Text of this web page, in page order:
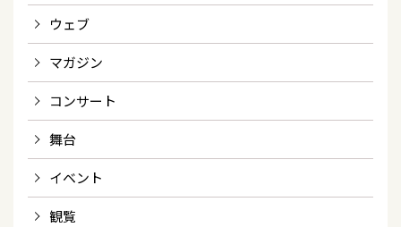
ウェブ
マガジン
コンサート
舞台
イベント
観覧